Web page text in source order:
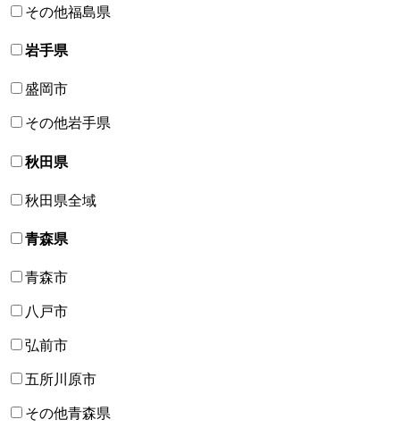
その他福島県
岩手県
盛岡市
その他岩手県
秋田県
秋田県全域
青森県
青森市
八戸市
弘前市
五所川原市
その他青森県